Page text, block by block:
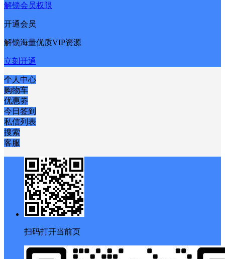
解锁会员权限
开通会员
解锁海量优质VIP资源
立刻开通
个人中心
购物车
优惠劵
今日签到
私信列表
搜索
客服
扫码打开当前页